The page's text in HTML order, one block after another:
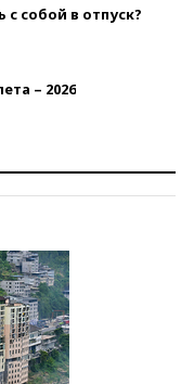
собой в отпуск?
– 2026